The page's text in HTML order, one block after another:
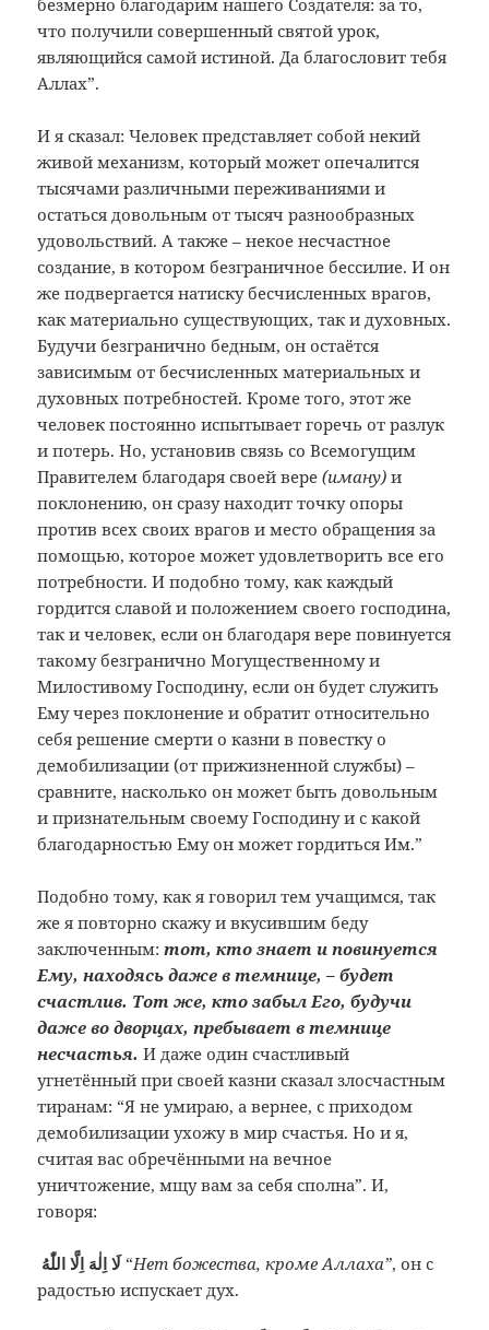
безмерно благодарим нашего Создателя: за то,
что ­получили совершенный святой урок,
являющийся самой истиной. Да благословит тебя
Аллах”.
И я сказал: Человек представляет собой некий
живой механизм, который может опечалится
тысячами различными переживаниями и
остаться довольным от тысяч разнообразных
удовольствий. А также – некое несчастное
создание, в котором безграничное бессилие. И он
же подвергается натиску бесчисленных врагов,
как материально существующих, так и духовных.
Будучи безгранично бедным, он остаётся
зависимым от бесчисленных материальных и
духовных потребностей. Кроме того, этот же
человек постоянно испытывает горечь от разлук
и потерь. Но, установив связь со Всемогущим
Правителем благодаря своей вере(иману) и
поклонению, он сразу находит точку опоры
против всех своих врагов и место обращения за
помощью, которое может удовлетворить все его
потребности. И подобно тому, как каждый
гордится славой и положением своего господина,
так и человек, если он благодаря вере повинуется
такому безгранично Могущественному и
Милостивому Господину, если он будет служить
Ему через поклонение и обратит относительно
себя решение смерти о казни в повестку о
демобилизации (от прижизненной службы) –
сравните, насколько он может быть довольным
и признательным своему Господину и с какой
благодарностью Ему он может гордиться Им.”
Подобно тому, как я говорил тем учащимся, так
же я повторно скажу и вкусившим беду
заключенным:тот, кто знает и повинуется
Ему, находясь даже в темнице, – будет
счастлив. Тот же, кто забыл Его, будучи
даже во дворцах, пребывает в темнице
несчастья. И даже один счастливый
угнетённый при своей казни сказал злосчастным
тиранам: “Я не умираю, а вернее, с приходом
демобилизации ухожу в мир счастья. Но и я,
считая вас обречёнными на вечное
уничтожение, мщу вам за себя сполна”. И,
говоря:
“Нет божества, кроме Аллаха”, он с
радостью испускает дух.